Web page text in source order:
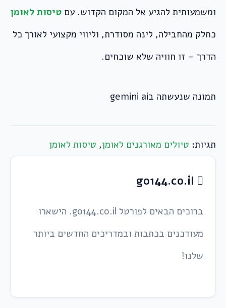
ומשמעותית להגיע אל המקום הקדוש. עם טיסות לאומן
כחלק מהחבילה, לינה מסודרת, וליווי מקצועי לאורך כל
הדרך – זו חוויה שלא שוכחים.
תמונה שנעשתה בgemini ai
תגיות: טיולים מאורגנים לאומן, טיסות לאומן
ברוכים הבאים לפורטל go144.co.il. הישארו
מעודכנים בכתבות ובמדריכים החדשים ביותר
שלנו!